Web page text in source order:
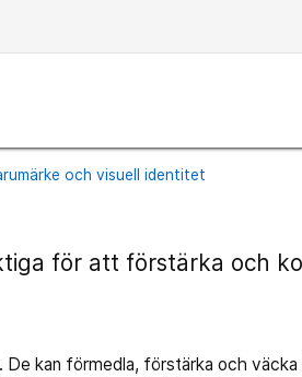
och visuell identitet
för att förstärka och
kan förmedla, förstärka och väcka